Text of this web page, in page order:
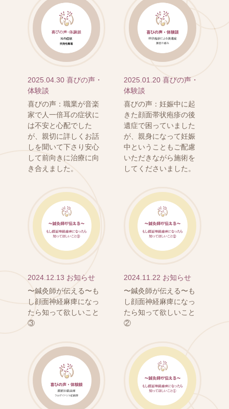
2025.04.30 喜びの声・
体験談
喜びの声：職業が音楽
家で人一倍耳の症状に
は不安と心配でした
が、親切に詳しくお話
しを聞いて下さり安心
して前向きに治療に向
き合えました。
2025.01.20 喜びの声・
体験談
喜びの声：妊娠中に起
きた顔面帯状疱疹の後
遺症で困っていました
が、親身になって妊娠
中ということもご配慮
いただきながら施術を
してくださいました。
2024.12.13 お知らせ
〜鍼灸師が伝える〜も
し顔面神経麻痺になっ
たら知って欲しいこと
③
2024.11.22 お知らせ
〜鍼灸師が伝える〜も
し顔面神経麻痺になっ
たら知って欲しいこと
②